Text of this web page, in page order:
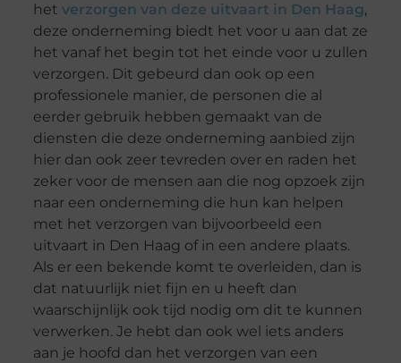
het verzorgen van deze uitvaart in Den Haag,
deze onderneming biedt het voor u aan dat ze
het vanaf het begin tot het einde voor u zullen
verzorgen. Dit gebeurd dan ook op een
professionele manier, de personen die al
eerder gebruik hebben gemaakt van de
diensten die deze onderneming aanbied zijn
hier dan ook zeer tevreden over en raden het
zeker voor de mensen aan die nog opzoek zijn
naar een onderneming die hun kan helpen
met het verzorgen van bijvoorbeeld een
uitvaart in Den Haag of in een andere plaats.
Als er een bekende komt te overleiden, dan is
dat natuurlijk niet fijn en u heeft dan
waarschijnlijk ook tijd nodig om dit te kunnen
verwerken. Je hebt dan ook wel iets anders
aan je hoofd dan het verzorgen van een